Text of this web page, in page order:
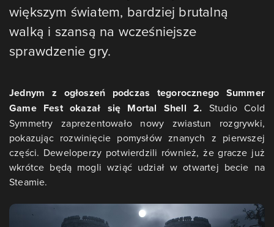
większym światem, bardziej brutalną
walką i szansą na wcześniejsze
sprawdzenie gry.
Jednym z ogłoszeń podczas tegorocznego Summer
Game Fest okazał się Mortal Shell 2. Studio Cold
Symmetry zaprezentowało nowy zwiastun rozgrywki,
pokazując rozwinięcie pomysłów znanych z pierwszej
części. Deweloperzy potwierdzili również, że gracze już
wkrótce będą mogli wziąć udział w otwartej becie na
Steamie.